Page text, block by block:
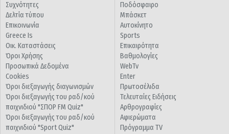
Συχνότητες
Δελτία τύπου
Επικοινωνία
Greece Is
Οικ. Καταστάσεις
Όροι Χρήσης
Προσωπικά Δεδομένα
Cookies
Όροι διεξαγωγής διαγωνισμών
Όροι διεξαγωγής του ραδ/κού
παιχνιδιού "ΣΠΟΡ FM Quiz"
Όροι διεξαγωγής του ραδ/κού
παιχνιδιού "Sport Quiz"
Ποδόσφαιρο
Μπάσκετ
Αυτοκίνητο
Sports
Επικαιρότητα
Βαθμολογίες
WebTv
Enter
Πρωτοσέλιδα
Τελευταίες Ειδήσεις
Αρθρογραφίες
Αφιερώματα
Πρόγραμμα TV